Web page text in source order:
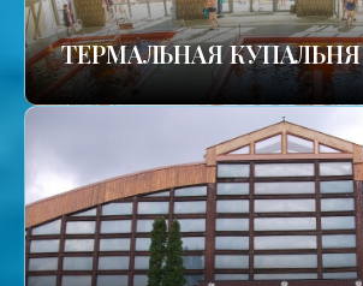
TЕРМАЛЬНАЯ КУПАЛЬНЯ